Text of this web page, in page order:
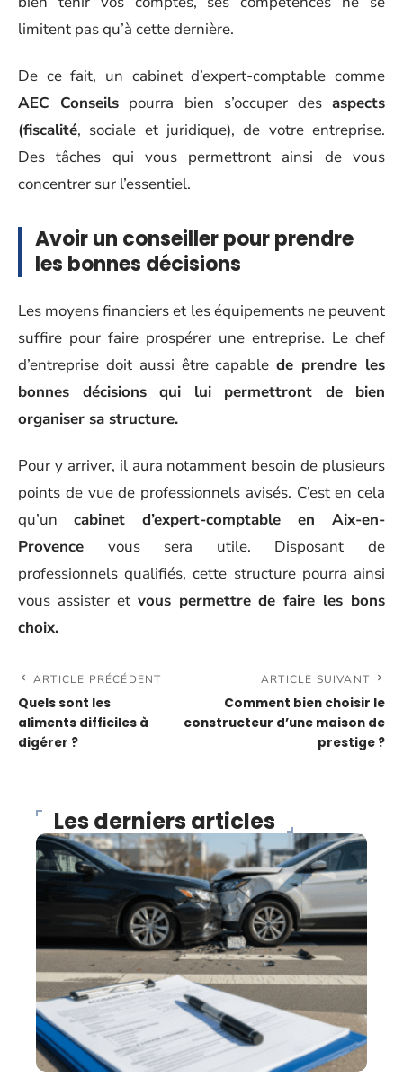
limitent pas qu’à cette dernière.
De ce fait, un cabinet d’expert-comptable comme
AEC Conseils pourra bien s’occuper desaspects
(fiscalité, sociale et juridique), de votre entreprise.
Des tâches qui vous permettront ainsi de vous
concentrer sur l’essentiel.
Avoir un conseiller pour prendre
les bonnes décisions
Les moyens financiers et les équipements ne peuvent
suffire pour faire prospérer une entreprise. Le chef
d’entreprise doit aussi être capablede prendre les
bonnes décisions qui lui permettront de bien
organiser sa structure.
Pour y arriver, il aura notamment besoin de plusieurs
points de vue de professionnels avisés. C’est en cela
qu’un cabinet d’expert-comptable en Aix-en-
Provence vous sera utile. Disposant de
professionnels qualifiés, cette structure pourra ainsi
vous assister et vous permettre de faire les bons
choix.
ARTICLE PRÉCÉDENT
Quels sont les
aliments difficiles à
digérer ?
ARTICLE SUIVANT
Comment bien choisir le
constructeur d’une maison de
prestige ?
Les derniers articles